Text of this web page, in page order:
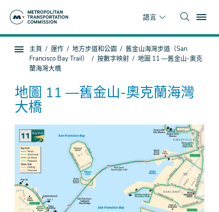
語言
子
導
航
你
在
這
主頁 運作 地方步道和公園
舊金山海灣步道（San
Francisco Bay Trail）
按數字映射
地圖 11 —舊金山-奧克
蘭海灣大橋
地圖 11 —舊金山-奧克蘭海灣
大橋